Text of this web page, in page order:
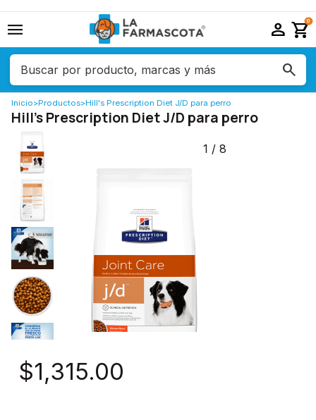
menu person shopping_cart
0
Inicio>Productos>Hill's Prescription Diet J/D para perro
Hill's Prescription Diet J/D para perro
1 / 8
$1,315.00